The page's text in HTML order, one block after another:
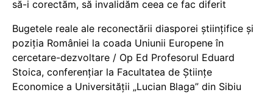
să-i corectăm, să invalidăm ceea ce fac diferit
Bugetele reale ale reconectării diasporei științifice și
poziția României la coada Uniunii Europene în
cercetare-dezvoltare / Op Ed Profesorul Eduard
Stoica, conferențiar la Facultatea de Științe
Economice a Universității „Lucian Blaga” din Sibiu